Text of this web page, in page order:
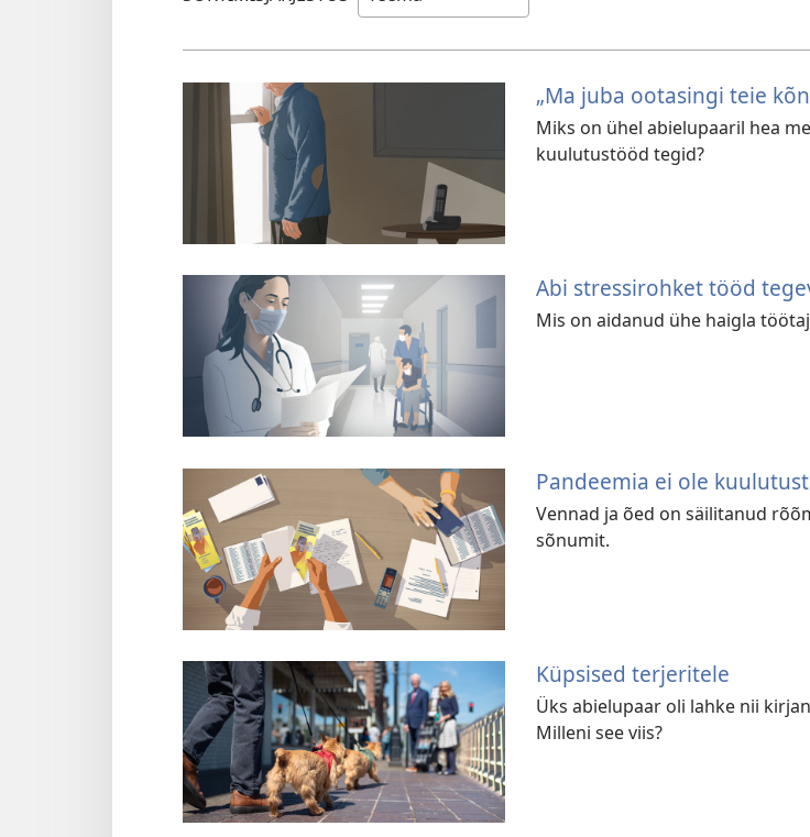
„Ma juba ootasingi teie
Miks on ühel abielupaaril hea
kuulutustööd tegid?
Abi stressirohket tööd
Mis on aidanud ühe haigla
Pandeemia ei ole
Vennad ja õed on säilitanud
sõnumit.
Küpsised terjeritele
Üks abielupaar oli lahke nii
Milleni see viis?